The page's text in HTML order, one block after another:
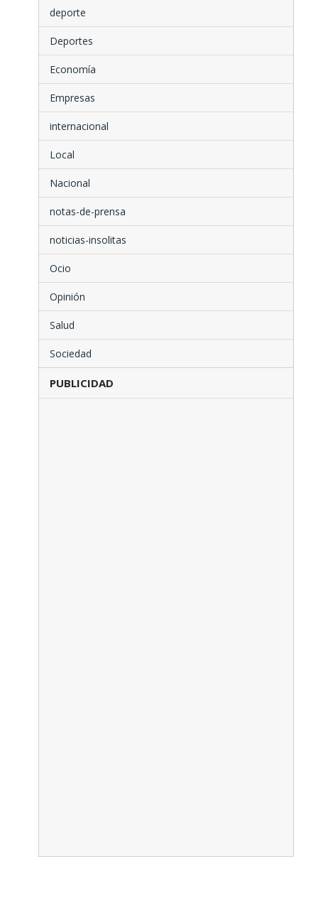
deporte
Deportes
Economía
Empresas
internacional
Local
Nacional
notas-de-prensa
noticias-insolitas
Ocio
Opinión
Salud
Sociedad
PUBLICIDAD